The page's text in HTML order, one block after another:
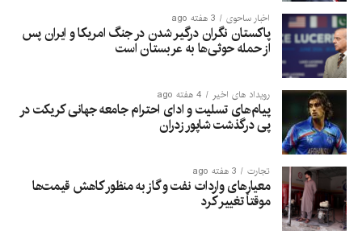
اخبار ساحوی 3 هفته ago
پاکستان نگران درگیر شدن در جنگ امریکا و ایران پس
از حمله حوثی‌ها به عربستان است
رویداد های اخیر 4 هفته ago
پیام‌های تسلیت و ادای احترام جامعه جهانی کریکت در
پی درگذشت شاپور زدران
تجارت 3 هفته ago
معیارهای واردات نفت و گاز به منظور کاهش قیمت‌ها
موقتاً تغییر کرد